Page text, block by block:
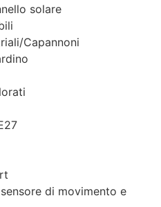
solare
Capannoni
di movimento e